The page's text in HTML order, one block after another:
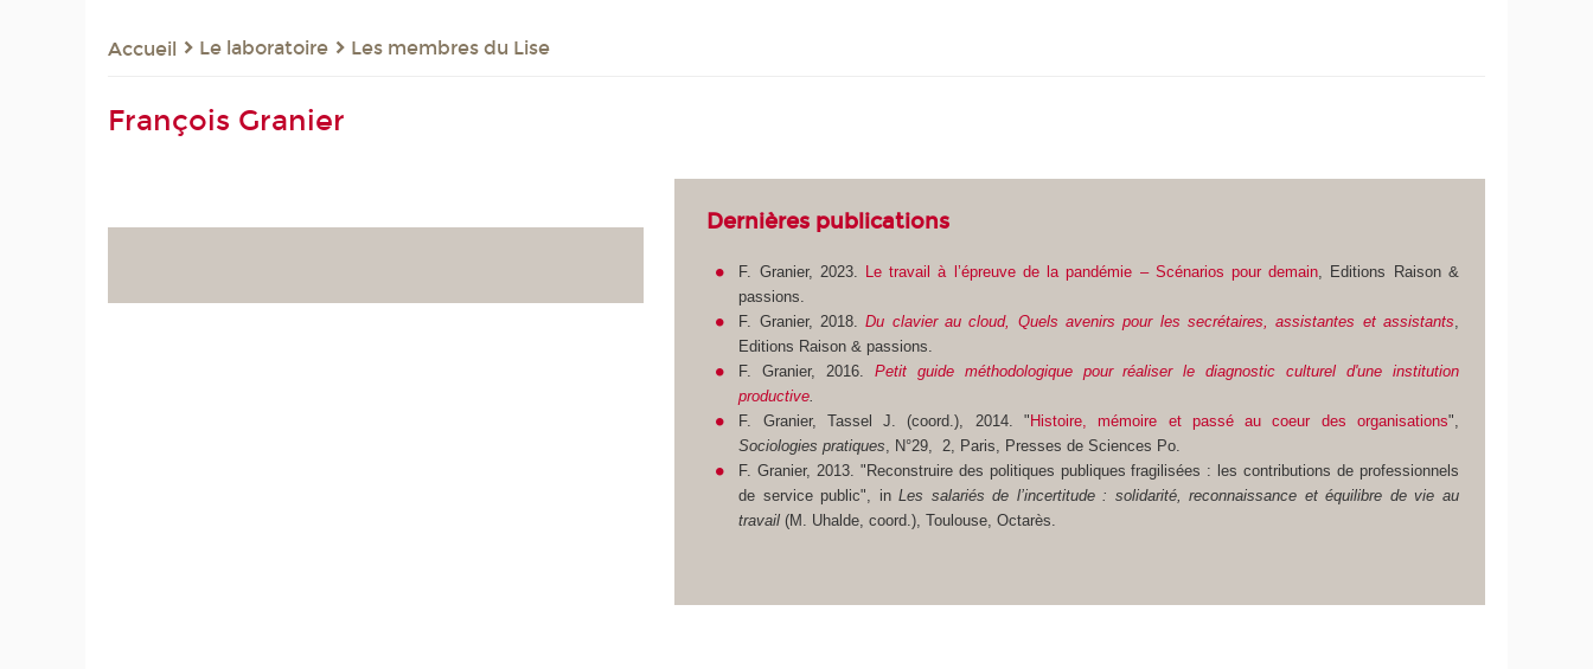
Accueil Le laboratoire Les membres du Lise
François Granier
Dernières publications
F. Granier, 2023. Le travail à l’épreuve de la pandémie – Scénarios pour demain , Editions Raison &
passions.
F. Granier, 2018.Du clavier au cloud, Quels avenirs pour les secrétaires, assistantes et assistants
Editions Raison & passions.
F. Granier, 2016.
Petit guide méthodologique pour réaliser le diagnostic culturel d'une institution
productive
F. Granier, Tassel J. (coord.), 2014. "Histoire, mémoire et passé au coeur des organisations",
Sociologies pratiques , N°29, 2, Paris, Presses de Sciences Po.
F. Granier, 2013. "Reconstruire des politiques publiques fragilisées : les contributions de professionnels
de service public", inLes salariés de l’incertitude : solidarité, reconnaissance et équilibre de vie au
travail (M. Uhalde, coord.), Toulouse, Octarès.